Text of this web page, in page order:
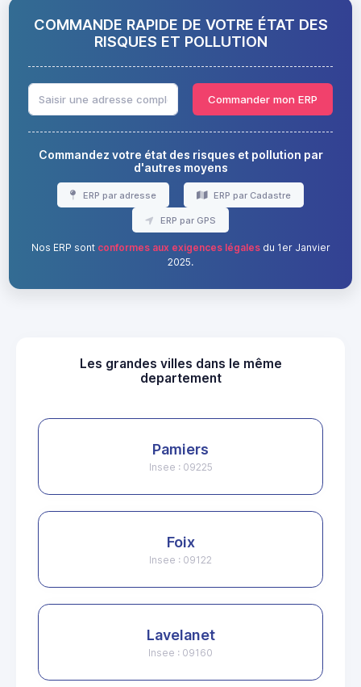
COMMANDE RAPIDE DE VOTRE ÉTAT DES
RISQUES ET POLLUTION
Commander mon ERP
Commandez votre état des risques et pollution par
d'autres moyens
ERP par adresse ERP par Cadastre
ERP par GPS
Nos ERP sont conformes aux exigences légalesdu 1er Janvier
2025.
Les grandes villes dans le même
departement
Pamiers
Insee : 09225
Foix
Insee : 09122
Lavelanet
Insee : 09160